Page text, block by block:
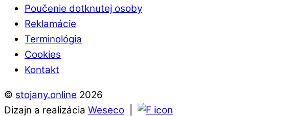
Poučenie dotknutej osoby
Reklamácie
Terminológia
Cookies
Kontakt
© stojany.online 2026
Dizajn a realizácia Weseco